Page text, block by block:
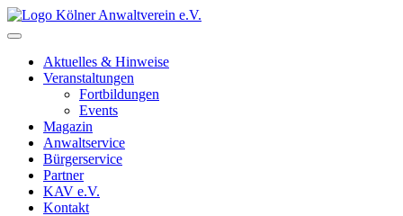
Skip
to
Aktuelles & Hinweise
Veranstaltungen
Fortbildungen
Events
Magazin
Anwaltservice
Bürgerservice
Partner
KAV e.V.
Kontakt